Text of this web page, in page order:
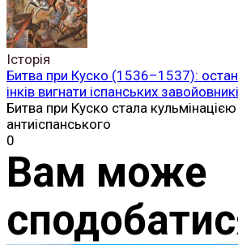
Історія
Битва при Куско (1536–1537):
інків вигнати іспанських
Битва при Куско стала
антиіспанського
0
Вам може